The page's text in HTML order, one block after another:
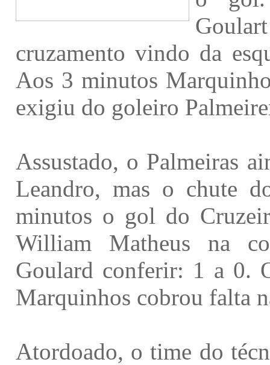
cruzamento vindo da
Aos 3 minutos
exigiu do goleiro
Assustado, o Palmeiras
Leandro, mas o chute
minutos o gol do
William Matheus na
Goulard conferir: 1 a 0.
Marquinhos cobrou falta
Atordoado, o time do